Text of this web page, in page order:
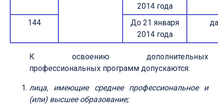
2014 года
144
До 21 января
2014 года
да
К освоению дополнительных
профессиональных программ допускаются:
лица, имеющие среднее профессиональное и
(или) высшее образование;